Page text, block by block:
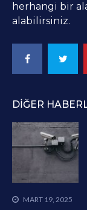
herhangi bir
alabilirsiniz.
DIĞER
MART 19, 2025